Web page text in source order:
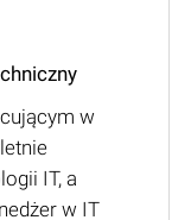
w
IT, a
w IT